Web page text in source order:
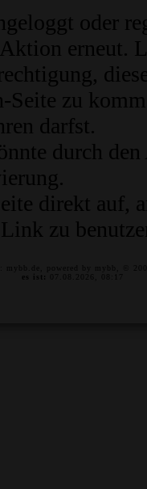
oder
erneut.
zu
darfst.
durch
direkt auf,
zu
es ist: